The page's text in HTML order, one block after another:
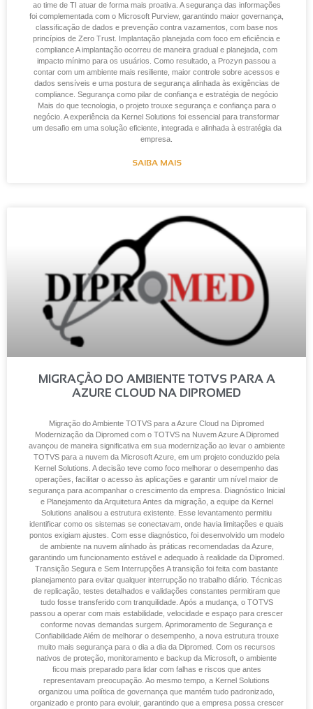
ao time de TI atuar de forma mais proativa. A segurança das informações
foi complementada com o Microsoft Purview, garantindo maior governança,
classificação de dados e prevenção contra vazamentos, com base nos
princípios de Zero Trust. Implantação planejada com foco em eficiência e
compliance A implantação ocorreu de maneira gradual e planejada, com
impacto mínimo para os usuários. Como resultado, a Prozyn passou a
contar com um ambiente mais resiliente, maior controle sobre acessos e
dados sensíveis e uma postura de segurança alinhada às exigências de
compliance. Segurança como pilar de confiança e estratégia de negócio
Mais do que tecnologia, o projeto trouxe segurança e confiança para o
negócio. A experiência da Kernel Solutions foi essencial para transformar
um desafio em uma solução eficiente, integrada e alinhada à estratégia da
empresa.
SAIBA MAIS
MIGRAÇÃO DO AMBIENTE TOTVS PARA A
AZURE CLOUD NA DIPROMED
Migração do Ambiente TOTVS para a Azure Cloud na Dipromed
Modernização da Dipromed com o TOTVS na Nuvem Azure A Dipromed
avançou de maneira significativa em sua modernização ao levar o ambiente
TOTVS para a nuvem da Microsoft Azure, em um projeto conduzido pela
Kernel Solutions. A decisão teve como foco melhorar o desempenho das
operações, facilitar o acesso às aplicações e garantir um nível maior de
segurança para acompanhar o crescimento da empresa. Diagnóstico Inicial
e Planejamento da Arquitetura Antes da migração, a equipe da Kernel
Solutions analisou a estrutura existente. Esse levantamento permitiu
identificar como os sistemas se conectavam, onde havia limitações e quais
pontos exigiam ajustes. Com esse diagnóstico, foi desenvolvido um modelo
de ambiente na nuvem alinhado às práticas recomendadas da Azure,
garantindo um funcionamento estável e adequado à realidade da Dipromed.
Transição Segura e Sem Interrupções A transição foi feita com bastante
planejamento para evitar qualquer interrupção no trabalho diário. Técnicas
de replicação, testes detalhados e validações constantes permitiram que
tudo fosse transferido com tranquilidade. Após a mudança, o TOTVS
passou a operar com mais estabilidade, velocidade e espaço para crescer
conforme novas demandas surgem. Aprimoramento de Segurança e
Confiabilidade Além de melhorar o desempenho, a nova estrutura trouxe
muito mais segurança para o dia a dia da Dipromed. Com os recursos
nativos de proteção, monitoramento e backup da Microsoft, o ambiente
ficou mais preparado para lidar com falhas e riscos que antes
representavam preocupação. Ao mesmo tempo, a Kernel Solutions
organizou uma política de governança que mantém tudo padronizado,
organizado e pronto para evoluir, garantindo que a empresa possa crescer